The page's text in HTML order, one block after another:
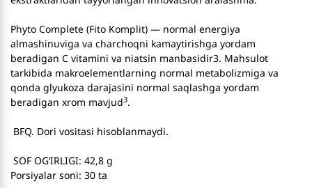
Phyto Complete (Fito Komplit) — normal energiya
almashinuviga va charchoqni kamaytirishga yordam
beradigan C vitamini va niatsin manbasidir3. Mahsulot
tarkibida makroelementlarning normal metabolizmiga va
qonda glyukoza darajasini normal saqlashga yordam
beradigan xrom mavjud3.
BFQ. Dori vositasi hisoblanmaydi.
SOF OG‘IRLIGI: 42,8 g
Porsiyalar soni: 30 ta